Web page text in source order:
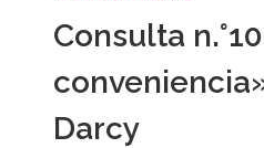
Consulta
Darcy